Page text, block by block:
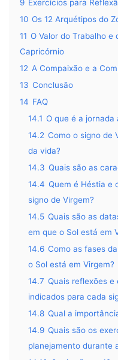
9 Exercícios para
10 Os 12 Arquétipos do
11 O Valor do Trabalho e
Capricórnio
12 A Compaixão e a
13 Conclusão
14 FAQ
14.1 O que é a jornada
14.2 Como o signo de
da vida?
14.3 Quais são as
14.4 Quem é Héstia e
signo de Virgem?
14.5 Quais são as
em que o Sol está em
14.6 Como as fases
o Sol está em Virgem?
14.7 Quais reflexões
indicados para cada
14.8 Qual a
14.9 Quais são os
planejamento durante